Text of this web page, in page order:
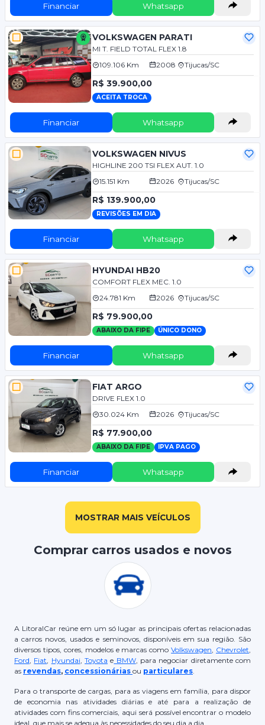
Financiar Whatsapp
VOLKSWAGEN PARATI
MI T. FIELD TOTAL FLEX 1.8
109.106 Km
2008 Tijucas/SC
R$ 39.900,00
ACEITA TROCA
Financiar Whatsapp
VOLKSWAGEN NIVUS
HIGHLINE 200 TSI FLEX AUT. 1.0
15.151 Km
2026 Tijucas/SC
R$ 139.900,00
REVISÕES EM DIA
Financiar Whatsapp
HYUNDAI HB20
COMFORT FLEX MEC. 1.0
24.781 Km
2026 Tijucas/SC
R$ 79.900,00
ABAIXO DA FIPE ÚNICO DONO
Financiar Whatsapp
FIAT ARGO
DRIVE FLEX 1.0
30.024 Km
2026 Tijucas/SC
R$ 77.900,00
ABAIXO DA FIPE IPVA PAGO
Financiar Whatsapp
MOSTRAR MAIS VEÍCULOS
Comprar carros usados e novos
A LitoralCar reúne em um só lugar as principais ofertas relacionadas
a carros novos, usados e seminovos, disponíveis em sua região. São
diversos tipos, cores, modelos e marcas comoVolkswagen, Chevrolet,
Ford, Fiat, Hyundai,Toyota e BMW, para negociar diretamente com
as revendas, concessionárias ou particulares.
Para o transporte de cargas, para as viagens em família, para dispor
de economia nas atividades diárias e até para a realização de
atividades com fins comerciais, aqui será possível encontrar o modelo
ideal, que mais se adequa às necessidades do seu dia a dia.